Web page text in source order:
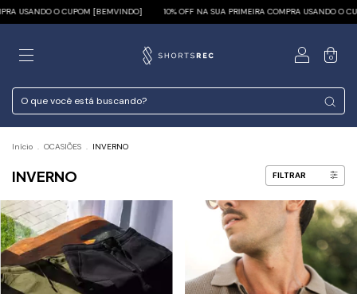
O CUPOM [BEMVINDO] 10% OFF NA SUA PRIMEIRA COMPRA USANDO O CUPOM
0
Início . OCASIÕES . INVERNO
INVERNO FILTRAR